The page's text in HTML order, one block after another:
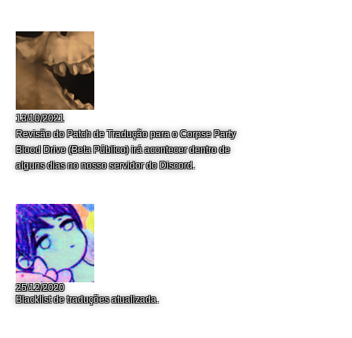
13/10/2021
Revisão do Patch de Tradução para o Corpse Party
Blood Drive (Beta Público) irá acontecer dentro de
alguns dias no nosso servidor do Discord.
25/12/2020
Blacklist de traduções atualizada.